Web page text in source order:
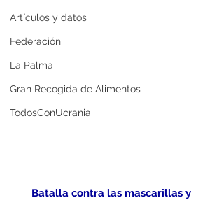
Artículos y datos
Federación
La Palma
Gran Recogida de Alimentos
TodosConUcrania
Batalla contra las mascarillas y